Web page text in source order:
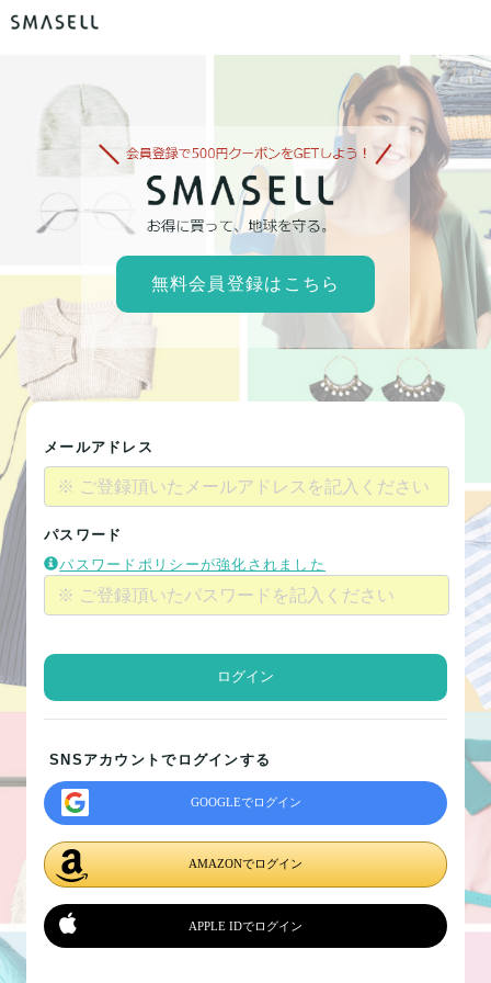
無料会員登録はこちら
メールアドレス
パスワード
パスワードポリシーが強化されました
ログイン
SNSアカウントでログインする
GOOGLEでログイン
AMAZONでログイン
APPLE IDでログイン